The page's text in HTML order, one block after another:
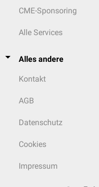
CME-Sponsoring
Alle Services
Alles andere
Kontakt
AGB
Datenschutz
Cookies
Impressum